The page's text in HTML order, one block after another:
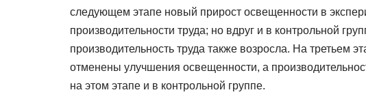
следующем этапе новый прирост освещенности в
производительности труда; но вдруг и в контрольной
производительность труда также возросла. На третьем
отменены улучшения освещенности, а
на этом этапе и в контрольной группе.